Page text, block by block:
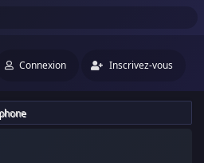
Connexion Inscrivez-vous